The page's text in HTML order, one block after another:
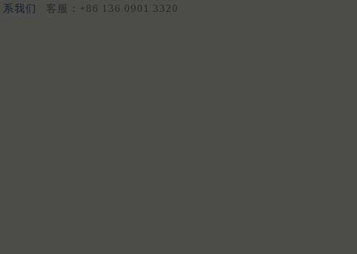
系我们
客服：+86 136 0901 3320